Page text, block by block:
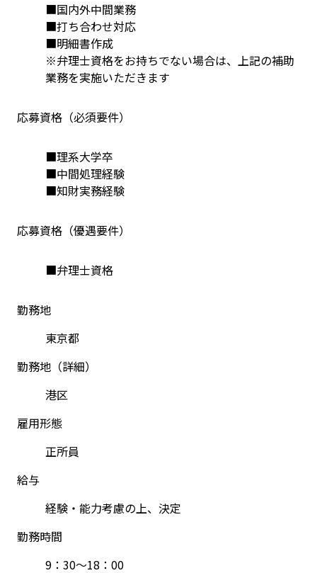
■国内外中間業務
■打ち合わせ対応
■明細書作成
※弁理士資格をお持ちでない場合は、上記の補助
業務を実施いただきます
応募資格（必須要件）
■理系大学卒
■中間処理経験
■知財実務経験
応募資格（優遇要件）
■弁理士資格
勤務地
東京都
勤務地（詳細）
港区
雇用形態
正所員
給与
経験・能力考慮の上、決定
勤務時間
9：30～18：00